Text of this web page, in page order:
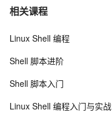
7 shell数组使用
8 shell学习之条件判断test
10 shell查询当前时间
相关课程
Linux Shell 编程
Shell 脚本进阶
Shell 脚本入门
Linux Shell 编程入门与实战